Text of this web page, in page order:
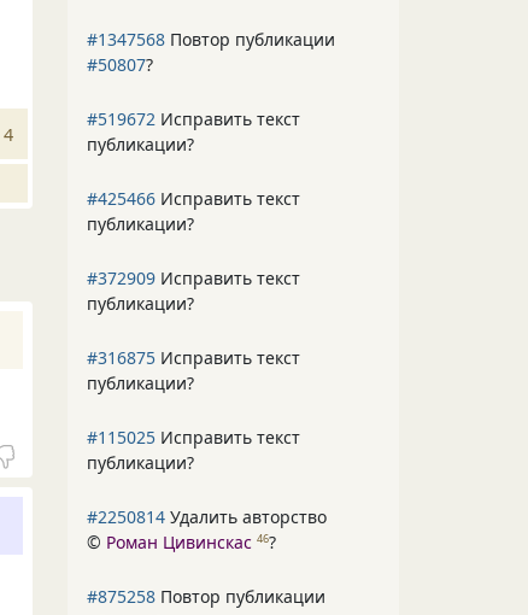
4
#1347568 Повтор публикации
#50807?
#519672 Исправить текст
публикации?
#425466 Исправить текст
публикации?
#372909 Исправить текст
публикации?
#316875 Исправить текст
публикации?
#115025 Исправить текст
публикации?
#2250814 Удалить авторство
© Роман Цивинскас 46?
#875258 Повтор публикации